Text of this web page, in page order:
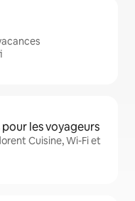
les voyageurs
Cuisine, Wi-Fi et